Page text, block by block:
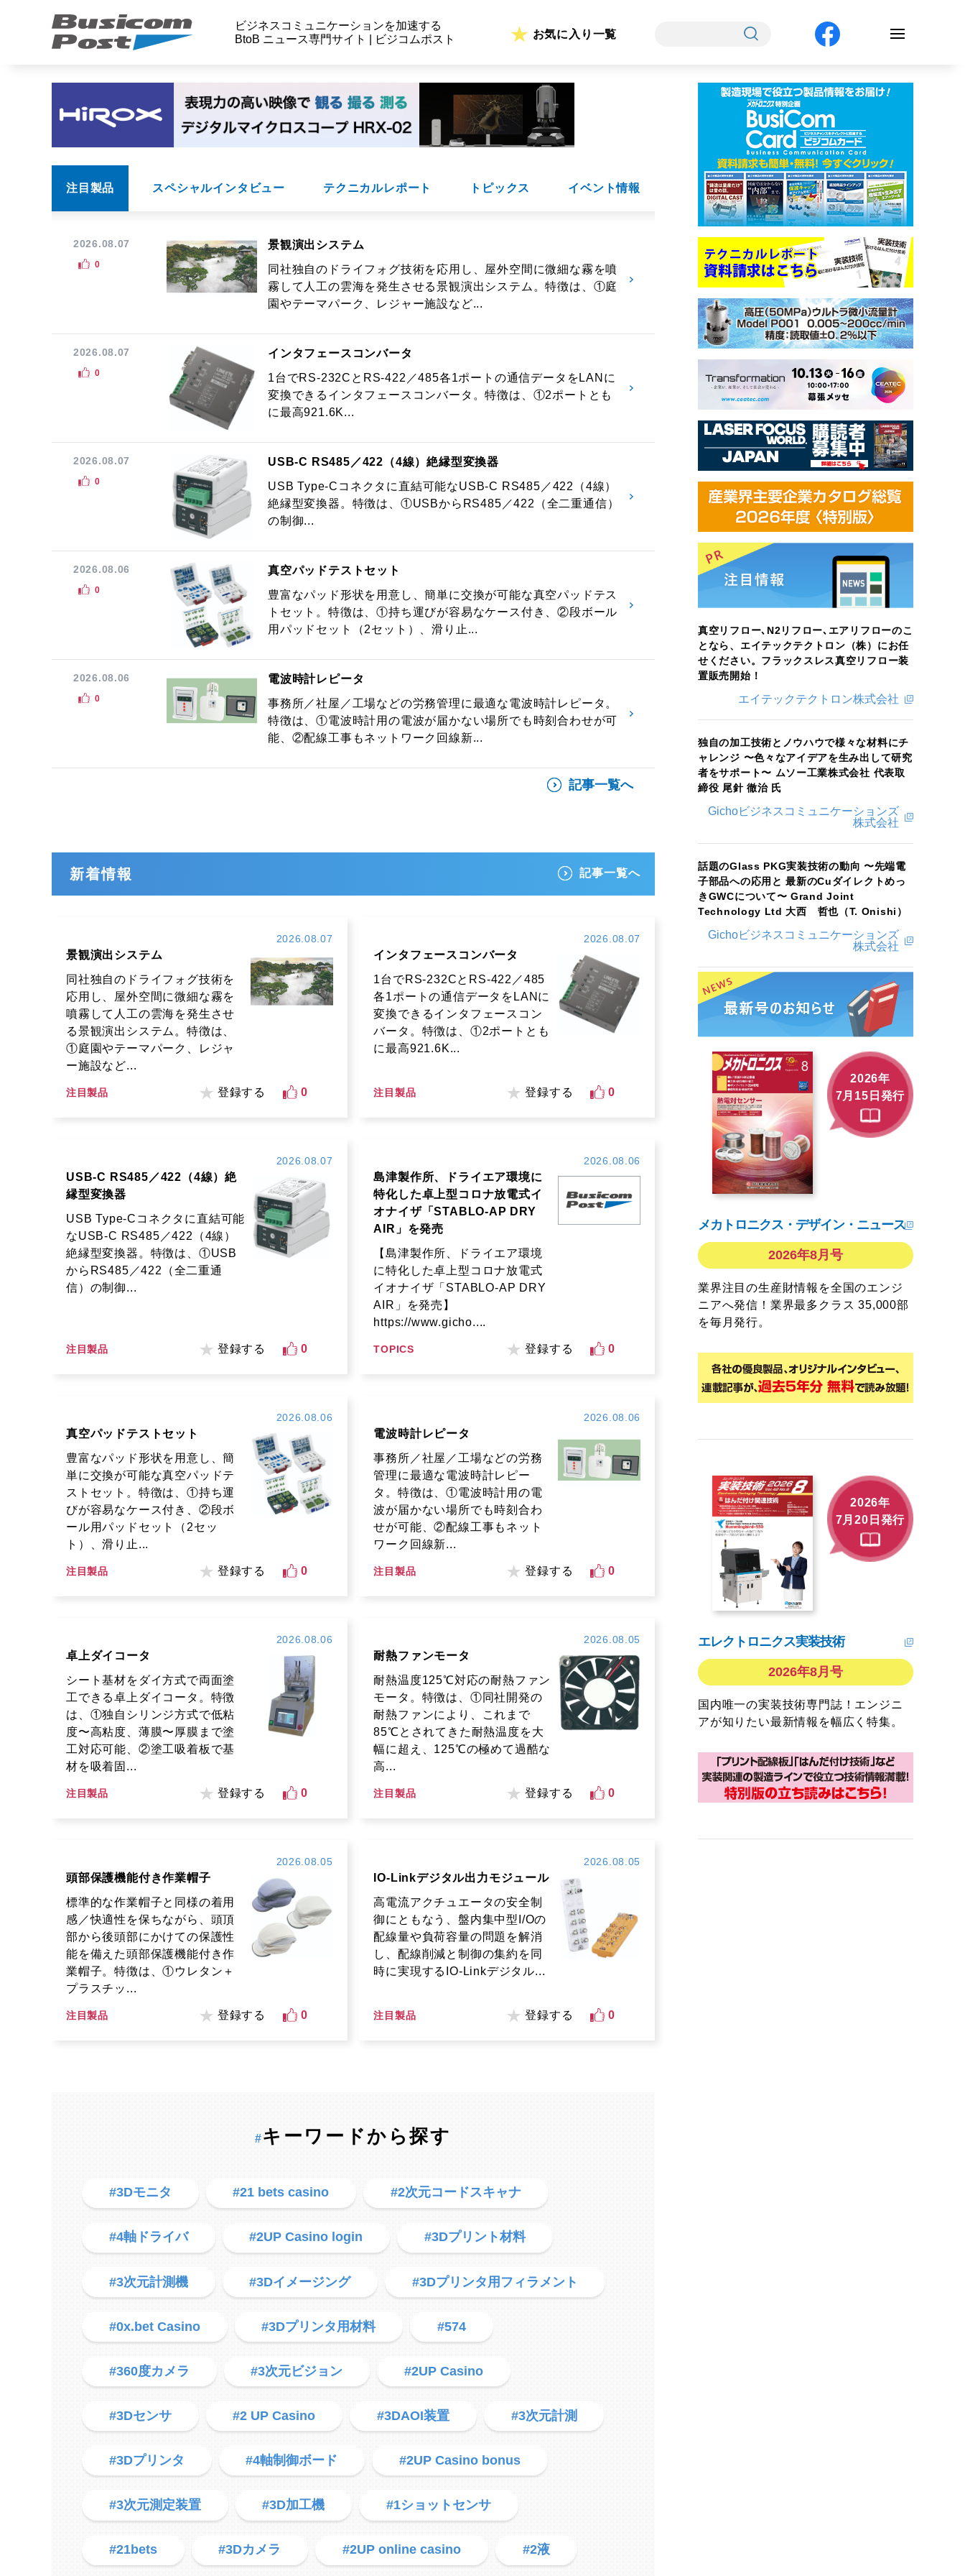
ビジネスコミュニケーションを加速する
BtoB ニュース専門サイト | ビジコムポスト
お気に入り一覧
注目製品 スペシャルインタビュー テクニカルレポート トピックス イベント情報
2026.08.07
景観演出システム
同社独自のドライフォグ技術を応用し、屋外空間に微細な霧を噴
霧して人工の雲海を発生させる景観演出システム。特徴は、①庭
園やテーマパーク、レジャー施設など...
0
2026.08.07
インタフェースコンバータ
1台でRS-232CとRS-422／485各1ポートの通信データをLANに
変換できるインタフェースコンバータ。特徴は、①2ポートとも
に最高921.6K...
0
2026.08.07
USB-C RS485／422（4線）絶縁型変換器
USB Type-Cコネクタに直結可能なUSB-C RS485／422（4線）
絶縁型変換器。特徴は、①USBからRS485／422（全二重通信）
の制御...
0
2026.08.06
真空パッドテストセット
豊富なパッド形状を用意し、簡単に交換が可能な真空パッドテス
トセット。特徴は、①持ち運びが容易なケース付き、②段ボール
用パッドセット（2セット）、滑り止...
0
2026.08.06
電波時計レピータ
事務所／社屋／工場などの労務管理に最適な電波時計レピータ。
特徴は、①電波時計用の電波が届かない場所でも時刻合わせが可
能、②配線工事もネットワーク回線新...
0
記事一覧へ
新着情報 記事一覧へ
2026.08.07
景観演出システム
同社独自のドライフォグ技術を
応用し、屋外空間に微細な霧を
噴霧して人工の雲海を発生させ
る景観演出システム。特徴は、
①庭園やテーマパーク、レジャ
ー施設など...
注目製品 登録する 0
2026.08.07
インタフェースコンバータ
1台でRS-232CとRS-422／485
各1ポートの通信データをLANに
変換できるインタフェースコン
バータ。特徴は、①2ポートとも
に最高921.6K...
注目製品 登録する 0
2026.08.07
USB-C RS485／422（4線）絶
縁型変換器
USB Type-Cコネクタに直結可能
なUSB-C RS485／422（4線）
絶縁型変換器。特徴は、①USB
からRS485／422（全二重通
信）の制御...
注目製品 登録する 0
2026.08.06
島津製作所、ドライエア環境に
特化した卓上型コロナ放電式イ
オナイザ「STABLO-AP DRY
AIR」を発売
【島津製作所、ドライエア環境
に特化した卓上型コロナ放電式
イオナイザ「STABLO-AP DRY
AIR」を発売】
https://www.gicho....
TOPICS 登録する 0
2026.08.06
真空パッドテストセット
豊富なパッド形状を用意し、簡
単に交換が可能な真空パッドテ
ストセット。特徴は、①持ち運
びが容易なケース付き、②段ボ
ール用パッドセット（2セッ
ト）、滑り止...
注目製品 登録する 0
2026.08.06
電波時計レピータ
事務所／社屋／工場などの労務
管理に最適な電波時計レピー
タ。特徴は、①電波時計用の電
波が届かない場所でも時刻合わ
せが可能、②配線工事もネット
ワーク回線新...
注目製品 登録する 0
2026.08.06
卓上ダイコータ
シート基材をダイ方式で両面塗
工できる卓上ダイコータ。特徴
は、①独自シリンジ方式で低粘
度〜高粘度、薄膜〜厚膜まで塗
工対応可能、②塗工吸着板で基
材を吸着固...
注目製品 登録する 0
2026.08.05
耐熱ファンモータ
耐熱温度125℃対応の耐熱ファン
モータ。特徴は、①同社開発の
耐熱ファンにより、これまで
85℃とされてきた耐熱温度を大
幅に超え、125℃の極めて過酷な
高...
注目製品 登録する 0
2026.08.05
頭部保護機能付き作業帽子
標準的な作業帽子と同様の着用
感／快適性を保ちながら、頭頂
部から後頭部にかけての保護性
能を備えた頭部保護機能付き作
業帽子。特徴は、①ウレタン＋
プラスチッ...
注目製品 登録する 0
2026.08.05
IO-Linkデジタル出力モジュール
高電流アクチュエータの安全制
御にともなう、盤内集中型I/Oの
配線量や負荷容量の問題を解消
し、配線削減と制御の集約を同
時に実現するIO-Linkデジタル...
注目製品 登録する 0
#キーワードから探す
#3Dモニタ #21 bets casino #2次元コードスキャナ
#4軸ドライバ #2UP Casino login #3Dプリント材料
#3次元計測機 #3Dイメージング #3Dプリンタ用フィラメント
#0x.bet Casino #3Dプリンタ用材料 #574
#360度カメラ #3次元ビジョン #2UP Casino
#3Dセンサ #2 UP Casino #3DAOI装置 #3次元計測
#3Dプリンタ #4軸制御ボード #2UP Casino bonus
#3次元測定装置 #3D加工機 #1ショットセンサ
#21bets #3Dカメラ #2UP online casino #2液
真空リフロー､N2リフロー､エアリフローのこ
となら、エイテックテクトロン（株）にお任
せください。フラックスレス真空リフロー装
置販売開始！
エイテックテクトロン株式会社
独自の加工技術とノウハウで様々な材料にチ
ャレンジ 〜色々なアイデアを生み出して研究
者をサポート〜 ムソー工業株式会社 代表取
締役 尾針 徹治 氏
Gichoビジネスコミュニケーションズ
株式会社
話題のGlass PKG実装技術の動向 〜先端電
子部品への応用と 最新のCuダイレクトめっ
きGWCについて〜 Grand Joint
Technology Ltd 大西 哲也（T. Onishi）
Gichoビジネスコミュニケーションズ
株式会社
2026年
7月15日発行
メカトロニクス・デザイン・ニュース
2026年8月号
業界注目の生産財情報を全国のエンジ
ニアへ発信！業界最多クラス 35,000部
を毎月発行。
2026年
7月20日発行
エレクトロニクス実装技術
2026年8月号
国内唯一の実装技術専門誌！エンジニ
アが知りたい最新情報を幅広く特集。